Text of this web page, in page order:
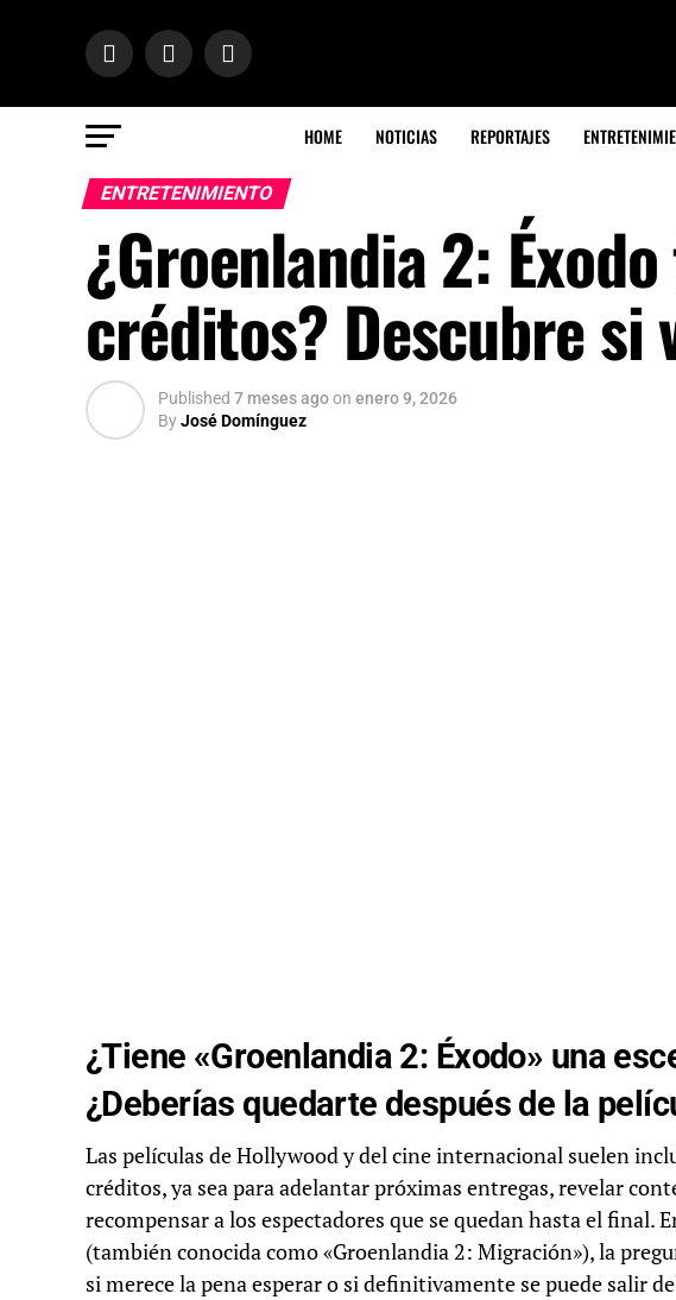
HOME NOTICIAS REPORTAJES
ENTRETENIMIENTO
¿Groenlandia 2:
créditos? Descubre si
Published 7 meses agoon enero 9, 2026
ByJosé Domínguez
¿Tiene «Groenlandia 2: Éxodo» una
¿Deberías quedarte después de la
Las películas de Hollywood y del cine internacional suelen
créditos, ya sea para adelantar próximas entregas, revelar
recompensar a los espectadores que se quedan hasta el final.
(también conocida como «Groenlandia 2: Migración»), la
si merece la pena esperar o si definitivamente se puede salir